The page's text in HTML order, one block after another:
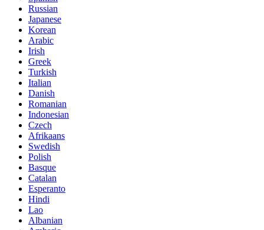
Russian
Japanese
Korean
Arabic
Irish
Greek
Turkish
Italian
Danish
Romanian
Indonesian
Czech
Afrikaans
Swedish
Polish
Basque
Catalan
Esperanto
Hindi
Lao
Albanian